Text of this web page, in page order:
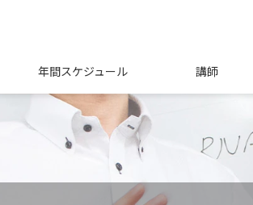
年間スケジュール 講師